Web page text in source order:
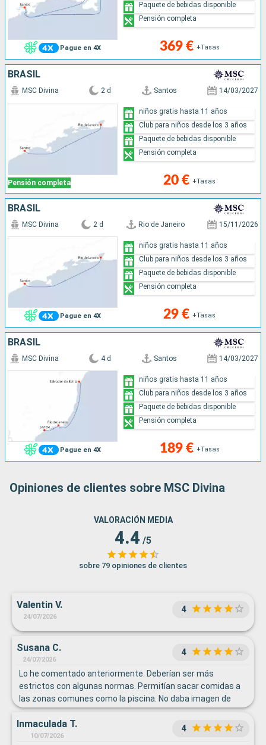
Pague en 4X 369 € +Tasas
Paquete de bebidas disponible
Pensión completa
BRASIL
Pensión completa
MSC Divina 2 d Santos 14/03/2027
20 € +Tasas
niños gratis hasta 11 años
Club para niños desde los 3 años
Paquete de bebidas disponible
Pensión completa
BRASIL
Pague en 4X
MSC Divina 2 d Rio de Janeiro 15/11/2026
29 € +Tasas
niños gratis hasta 11 años
Club para niños desde los 3 años
Paquete de bebidas disponible
Pensión completa
BRASIL
Pague en 4X
MSC Divina 4 d Santos 14/03/2027
189 € +Tasas
niños gratis hasta 11 años
Club para niños desde los 3 años
Paquete de bebidas disponible
Pensión completa
Opiniones de clientes sobre MSC Divina
VALORACIÓN MEDIA
4.4 /5
sobre 79 opiniones de clientes
Valentin V.
24/07/2026
4
Susana C.
24/07/2026
4
Lo he comentado anteriormente. Deberían ser más
estrictos con algunas normas. Permitían sacar comidas a
las zonas comunes como la piscina. No daba imagen de
limpieza, aunque había servicio exclusivo para ello.
Inmaculada T.
10/07/2026
4